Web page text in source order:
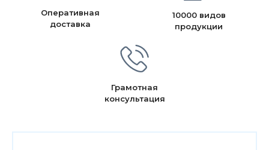
Оперативная
доставка
10000 видов
продукции
Грамотная
консультация